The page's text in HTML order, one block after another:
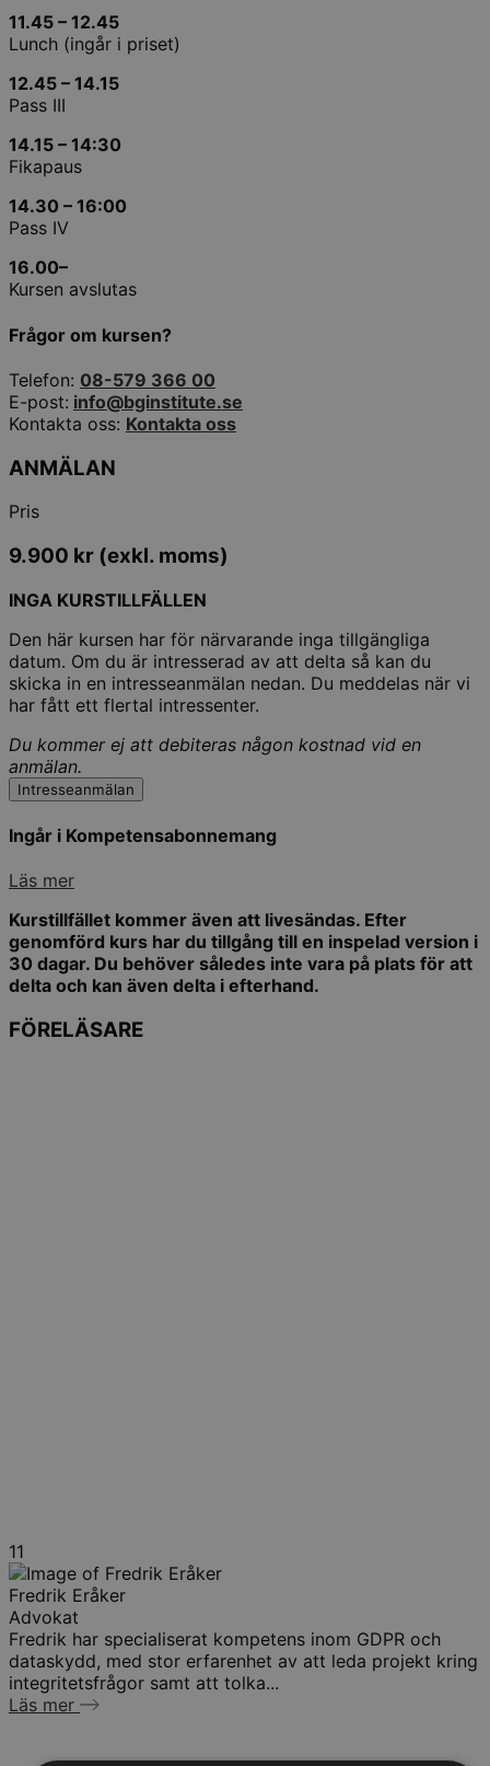
11.45 – 12.45
Lunch (ingår i priset)
12.45 – 14.15
Pass III
14.15 – 14:30
Fikapaus
14.30 – 16:00
Pass IV
16.00–
Kursen avslutas
Frågor om kursen?
Telefon: 08-579 366 00
E-post: info@bginstitute.se
Kontakta oss: Kontakta oss
ANMÄLAN
Pris
9.900 kr (exkl. moms)
INGA KURSTILLFÄLLEN
Den här kursen har för närvarande inga tillgängliga
datum. Om du är intresserad av att delta så kan du
skicka in en intresseanmälan nedan. Du meddelas när vi
har fått ett flertal intressenter.
Du kommer ej att debiteras någon kostnad vid en
anmälan.
Intresseanmälan
Ingår i Kompetensabonnemang
Läs mer
Kurstillfället kommer även att livesändas. Efter
genomförd kurs har du tillgång till en inspelad version i
30 dagar. Du behöver således inte vara på plats för att
delta och kan även delta i efterhand.
FÖRELÄSARE
11
Fredrik Eråker
Advokat
Fredrik har specialiserat kompetens inom GDPR och
dataskydd, med stor erfarenhet av att leda projekt kring
integritetsfrågor samt att tolka...
Läs mer